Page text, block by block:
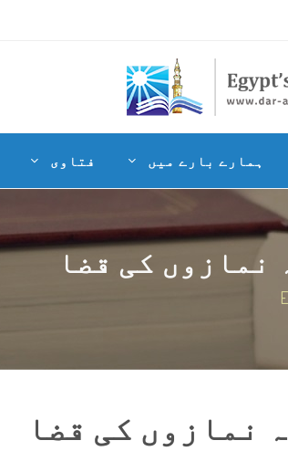
ہمارے بارے میں فتاوی
نمازوں کی قضا
نمازوں کی قضا